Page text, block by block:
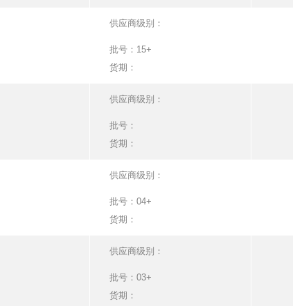
供应商级别：
批号： 15+
货期：
供应商级别：
批号：
货期：
供应商级别：
批号： 04+
货期：
供应商级别：
批号： 03+
货期：